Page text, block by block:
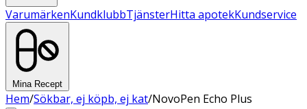
VarumärkenKundklubbTjänsterHitta apotekKundservice
Mina Recept
Hem/Sökbar, ej köpb, ej kat/NovoPen Echo Plus